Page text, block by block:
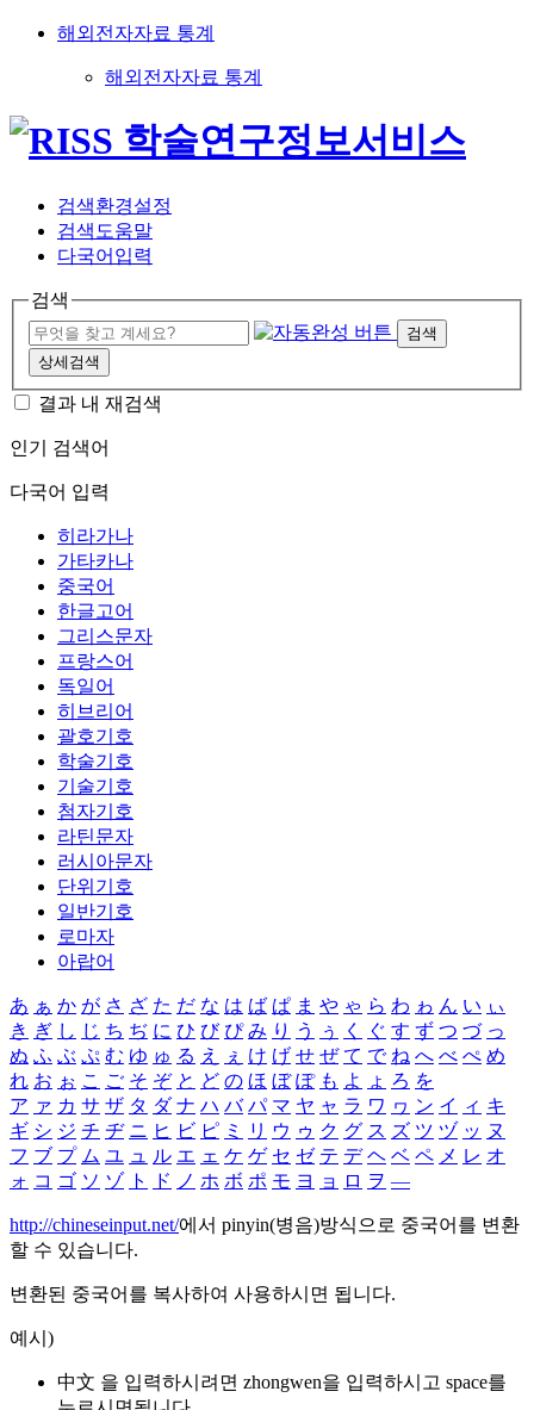
해외전자자료 통계
해외전자자료 통계
검색환경설정
검색도움말
다국어입력
검색
검색
상세검색
결과 내 재검색
인기 검색어
다국어 입력
히라가나
가타카나
중국어
한글고어
그리스문자
프랑스어
독일어
히브리어
괄호기호
학술기호
기술기호
첨자기호
라틴문자
러시아문자
단위기호
일반기호
로마자
아랍어
あ ぁ か が さ ざ た だ な は ば ぱ ま や ゃ ら わ ゎ ん い ぃ
き ぎ し じ ち ぢ に ひ び ぴ み り う ぅ く ぐ す ず つ づ っ
ぬ ふ ぶ ぷ む ゆ ゅ る え ぇ け げ せ ぜ て で ね へ べ ぺ め
れ お ぉ こ ご そ ぞ と ど の ほ ぼ ぽ も よ ょ ろ を
ア ァ カ サ ザ タ ダ ナ ハ バ パ マ ヤ ャ ラ ワ ヮ ン イ ィ キ
ギ シ ジ チ ヂ ニ ヒ ビ ピ ミ リ ウ ゥ ク グ ス ズ ツ ヅ ッ ヌ
フ ブ プ ム ユ ュ ル エ ェ ケ ゲ セ ゼ テ デ ヘ ベ ペ メ レ オ
ォ コ ゴ ソ ゾ ト ド ノ ホ ボ ポ モ ヨ ョ ロ ヲ ―
http://chineseinput.net/에서 pinyin(병음)방식으로 중국어를 변환
할 수 있습니다.
변환된 중국어를 복사하여 사용하시면 됩니다.
예시)
中文 을 입력하시려면 zhongwen을 입력하시고 space를